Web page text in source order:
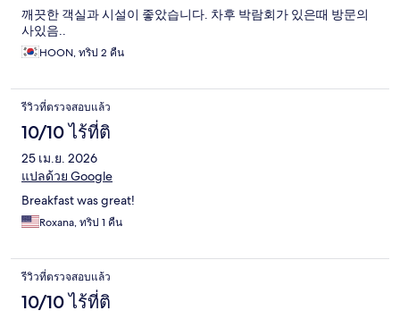
깨끗한 객실과 시설이 좋았습니다. 차후 박람회가 있은때 방문의
사있음..
HOON, ทริป 2 คืน
รีวิวที่ตรวจสอบแล้ว
10/10 ไร้ที่ติ
25 เม.ย. 2026
แปลด้วย Google
Breakfast was great!
Roxana, ทริป 1 คืน
รีวิวที่ตรวจสอบแล้ว
10/10 ไร้ที่ติ